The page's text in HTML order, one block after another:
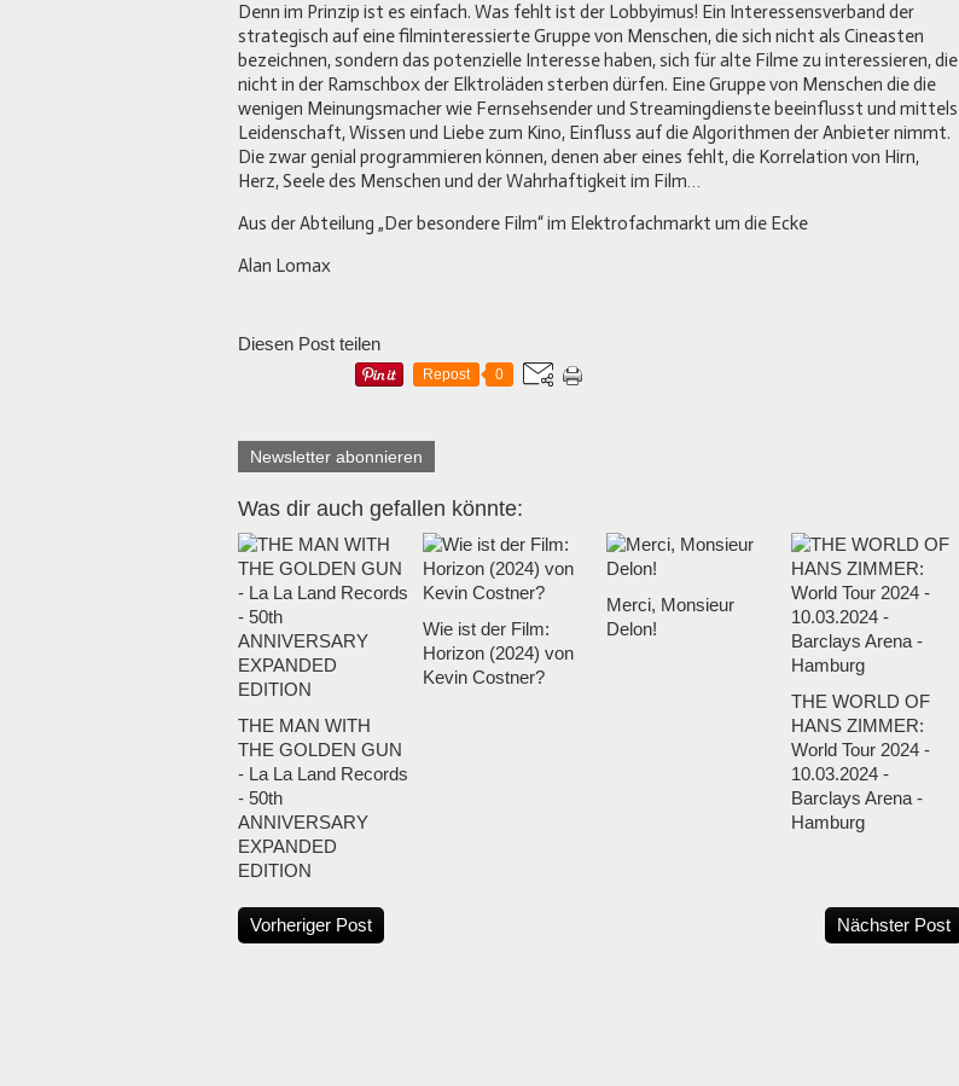
Denn im Prinzip ist es einfach. Was fehlt ist der Lobbyimus! Ein Interessensverband der
strategisch auf eine filminteressierte Gruppe von Menschen, die sich nicht als Cineasten
bezeichnen, sondern das potenzielle Interesse haben, sich für alte Filme zu interessieren, die
nicht in der Ramschbox der Elktroläden sterben dürfen. Eine Gruppe von Menschen die die
wenigen Meinungsmacher wie Fernsehsender und Streamingdienste beeinflusst und mittels
Leidenschaft, Wissen und Liebe zum Kino, Einfluss auf die Algorithmen der Anbieter nimmt.
Die zwar genial programmieren können, denen aber eines fehlt, die Korrelation von Hirn,
Herz, Seele des Menschen und der Wahrhaftigkeit im Film…
Aus der Abteilung „Der besondere Film“ im Elektrofachmarkt um die Ecke
Alan Lomax
Diesen Post teilen
Repost 0
Newsletter abonnieren
Was dir auch gefallen könnte:
THE MAN WITH
THE GOLDEN GUN
- La La Land Records
- 50th
ANNIVERSARY
EXPANDED
EDITION
Wie ist der Film:
Horizon (2024) von
Kevin Costner?
Merci, Monsieur
Delon!
THE WORLD OF
HANS ZIMMER:
World Tour 2024 -
10.03.2024 -
Barclays Arena -
Hamburg
Vorheriger Post Nächster Post